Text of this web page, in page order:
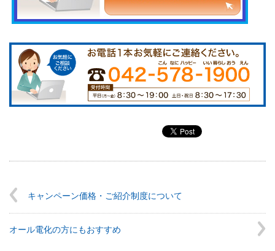
キャンペーン価格・ご紹介制度について
オール電化の方にもおすすめ